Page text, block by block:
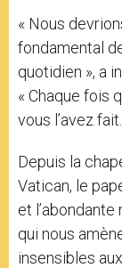
« Nous
fondamental
quotidien », a
« Chaque fois
vous l’avez
Depuis la
Vatican, le
et
qui nous
insensibles